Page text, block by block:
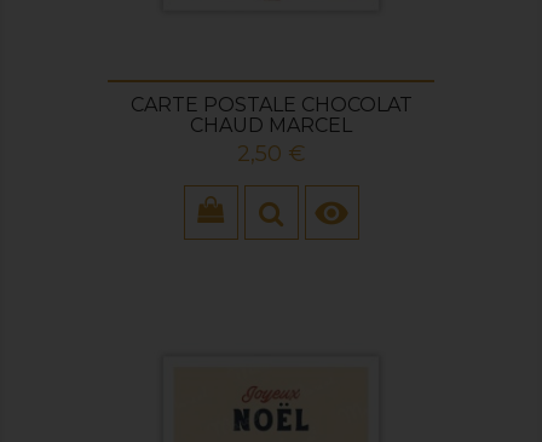
CARTE POSTALE CHOCOLAT
CHAUD MARCEL
Prix
2,50 €
